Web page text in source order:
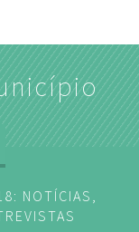
NOTÍCIAS,